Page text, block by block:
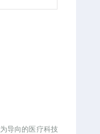
导向的医疗科技